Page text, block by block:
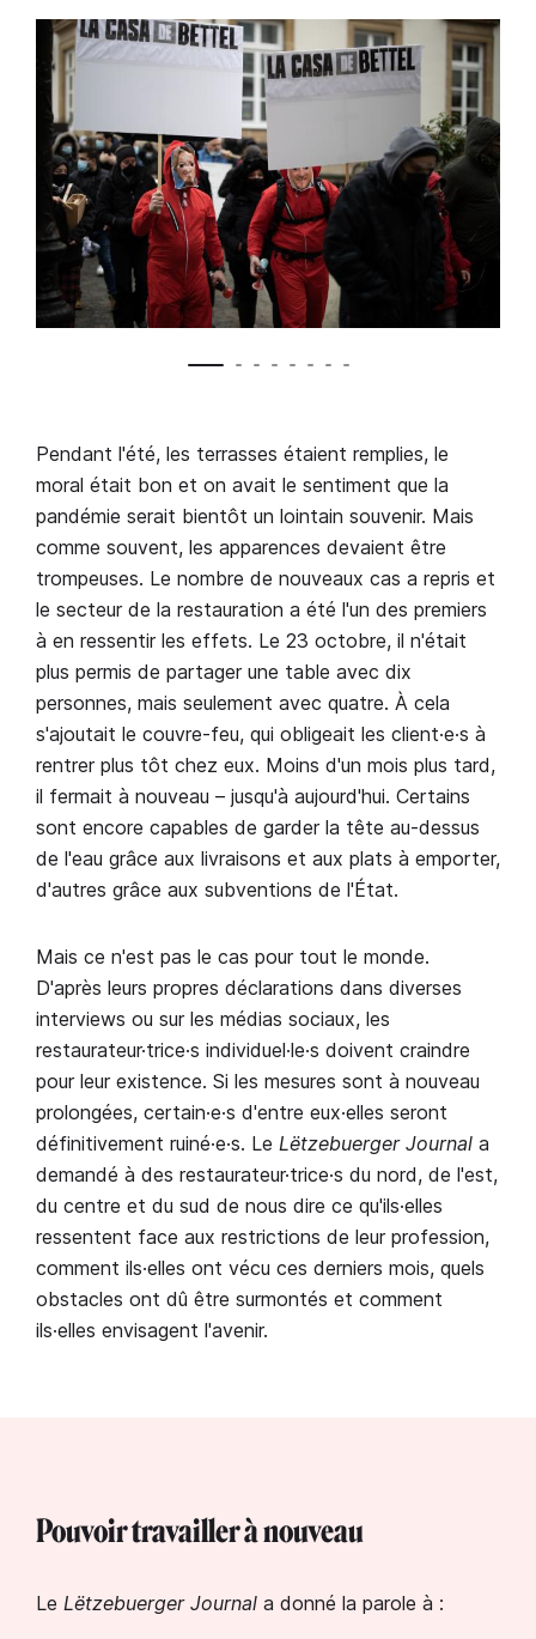
Pendant l'été, les terrasses étaient remplies, le
moral était bon et on avait le sentiment que la
pandémie serait bientôt un lointain souvenir. Mais
comme souvent, les apparences devaient être
trompeuses. Le nombre de nouveaux cas a repris et
le secteur de la restauration a été l'un des premiers
à en ressentir les effets. Le 23 octobre, il n'était
plus permis de partager une table avec dix
personnes, mais seulement avec quatre. À cela
s'ajoutait le couvre-feu, qui obligeait les client·e·s à
rentrer plus tôt chez eux. Moins d'un mois plus tard,
il fermait à nouveau – jusqu'à aujourd'hui. Certains
sont encore capables de garder la tête au-dessus
de l'eau grâce aux livraisons et aux plats à emporter,
d'autres grâce aux subventions de l'État.
Mais ce n'est pas le cas pour tout le monde.
D'après leurs propres déclarations dans diverses
interviews ou sur les médias sociaux, les
restaurateur·trice·s individuel·le·s doivent craindre
pour leur existence. Si les mesures sont à nouveau
prolongées, certain·e·s d'entre eux·elles seront
définitivement ruiné·e·s. Le Lëtzebuerger Journal a
demandé à des restaurateur·trice·s du nord, de l'est,
du centre et du sud de nous dire ce qu'ils·elles
ressentent face aux restrictions de leur profession,
comment ils·elles ont vécu ces derniers mois, quels
obstacles ont dû être surmontés et comment
ils·elles envisagent l'avenir.
Pouvoir travailler à nouveau
Le Lëtzebuerger Journal a donné la parole à :